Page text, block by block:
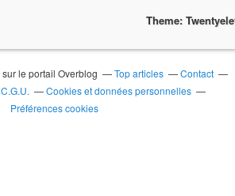
Theme:
sur le portail Overblog Top articles
Contact
C.G.U.
Cookies et données personnelles
Préférences cookies